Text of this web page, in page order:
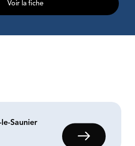
Voir la fiche
Saunier